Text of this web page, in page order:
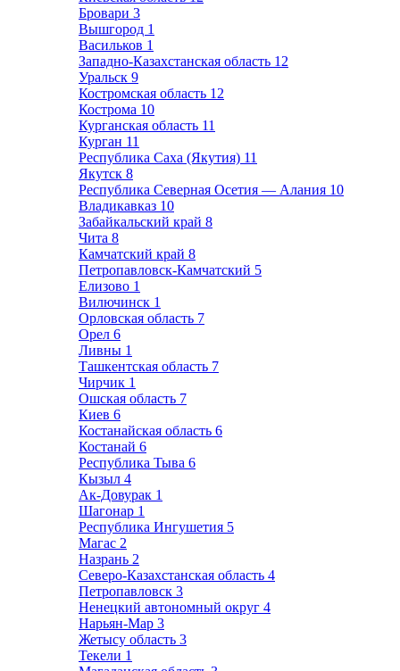
Бровари 3
Вышгород 1
Васильков 1
Западно-Казахстанская область 12
Уральск 9
Костромская область 12
Кострома 10
Курганская область 11
Курган 11
Республика Саха (Якутия) 11
Якутск 8
Республика Северная Осетия — Алания 10
Владикавказ 10
Забайкальский край 8
Чита 8
Камчатский край 8
Петропавловск-Камчатский 5
Елизово 1
Вилючинск 1
Орловская область 7
Орел 6
Ливны 1
Ташкентская область 7
Чирчик 1
Ошская область 7
Киев 6
Костанайская область 6
Костанай 6
Республика Тыва 6
Кызыл 4
Ак-Довурак 1
Шагонар 1
Республика Ингушетия 5
Магас 2
Назрань 2
Северо-Казахстанская область 4
Петропавловск 3
Ненецкий автономный округ 4
Нарьян-Мар 3
Жетысу область 3
Текели 1